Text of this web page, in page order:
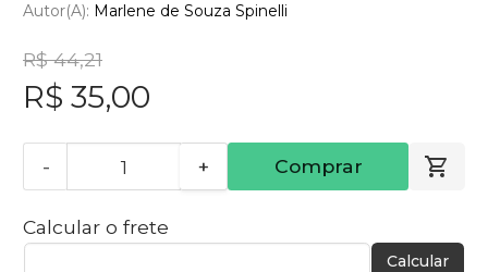
Autor(a): Marlene de Souza Spinelli
R$ 44,21
R$ 35,00
- + Comprar
Calcular o frete
Calcular